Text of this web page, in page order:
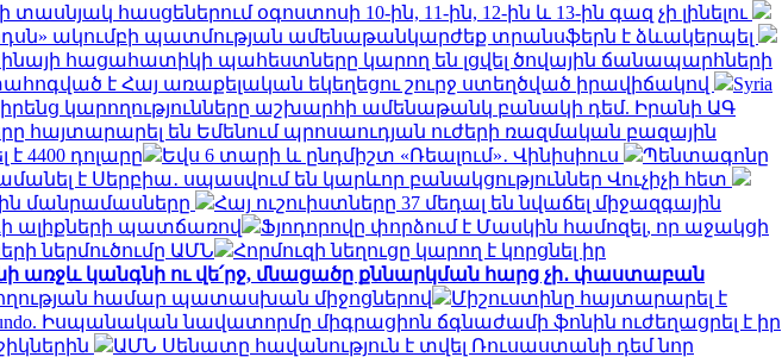
հասցեներում օգոստոսի 10-ին, 11-ին, 12-ին և 13-ին գազ չի լինելու
ակումբի պատմության ամենաթանկարժեք տրանսֆերն է ձևակերպել
հացահատիկի պահեստները կարող են լցվել ծովային ճանապարհների
է Հայ առաքելական եկեղեցու շուրջ ստեղծված իրավիճակով
Syria
իրենց կարողությունները աշխարհի ամենաթանկ բանակի դեմ. Իրանի ԱԳ
հայտարարել են Եմենում պրոսաուդյան ուժերի ռազմական բազային
4400 դոլարը Եվս 6 տարի և ընդմիշտ «Ռեալում»․ Վինիսիուս
Պենտագոնը
է Սերբիա․ սպասվում են կարևոր բանակցություններ Վուչիչի հետ
մանրամասները
Հայ ուշուիստները 37 մեդալ են նվաճել միջազգային
ալիքների պատճառով
Ֆյոդորովը փորձում է Մասկին համոզել, որ աջակցի
ներմուծումը ԱՄՆ
Հորմուզի նեղուցը կարող է կորցնել իր
կանգնի ու վե՛րջ, մնացածը քննարկման հարց չի․ փաստաբան
համար պատասխան միջոցներով
Միշուստինը հայտարարել է
Իսպանական նավատորմը միգրացիոն ճգնաժամի ֆոնին ուժեղացրել է իր
ԱՄՆ Սենատը հավանություն է տվել Ռուսաստանի դեմ նոր